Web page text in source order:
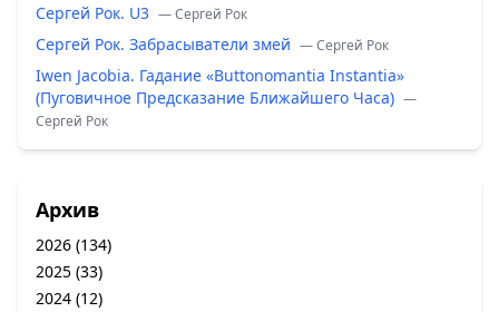
Сергей Рок. U3 — Сергей Рок
Сергей Рок. Забрасыватели змей — Сергей Рок
Iwen Jacobia. Гадание «Buttonomantia Instantia»
(Пуговичное Предсказание Ближайшего Часа) —
Сергей Рок
Архив
2026 (134)
2025 (33)
2024 (12)